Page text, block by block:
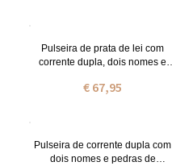
Pulseira de prata de lei com
corrente dupla, dois nomes e
€ 67,95
Pulseira de corrente dupla com
dois nomes e pedras de